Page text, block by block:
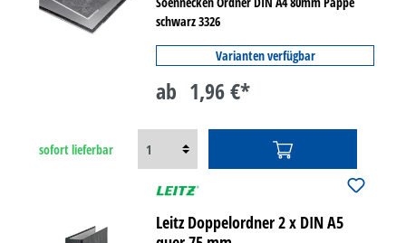
schwarz 3326
Varianten verfügbar
ab 1,96 €*
sofort lieferbar
Leitz Doppelordner 2 x DIN A5